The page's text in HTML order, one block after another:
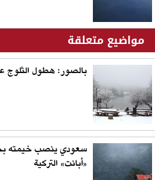
مواضيع متعلقة
بالصور: هطول الثلوج
سعودي ينصب خيمته
«أبانت» التركية